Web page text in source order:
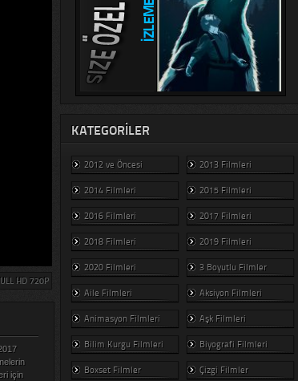
HD 720P
için
KATEGORILER
2012 ve Öncesi 2013 Filmleri
2014 Filmleri 2015 Filmleri
2016 Filmleri 2017 Filmleri
2018 Filmleri 2019 Filmleri
2020 Filmleri 3 Boyutlu Filmler
Aile Filmleri Aksiyon Filmleri
Animasyon Filmleri Aşk Filmleri
Bilim Kurgu Filmleri Biyografi Filmleri
Boxset Filmler Çizgi Filmler